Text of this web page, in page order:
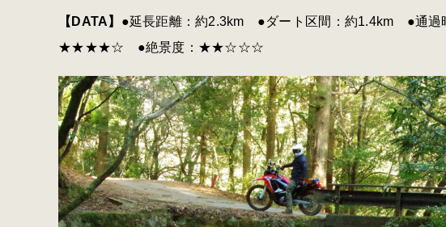
【DATA】 ●延長距離：約2.3km ●ダート区間：約1.4km ●通過
★★★★☆ ●絶景度：★★☆☆☆